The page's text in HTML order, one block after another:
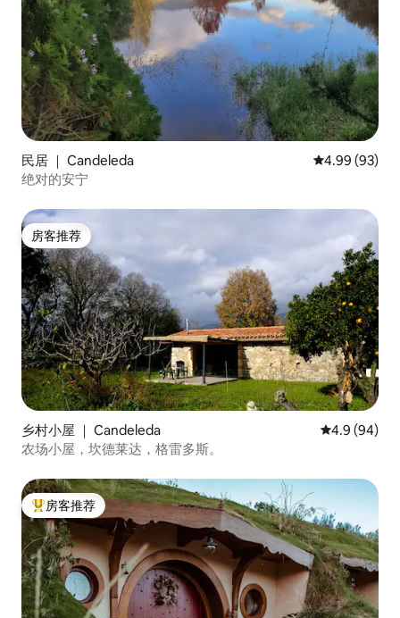
民居 ｜ Candeleda 平均评分 4.99
4.99 (93)
绝对的安宁
房客推荐
房客推荐
乡村小屋 ｜ Candeleda 平均评分 4.9
4.9 (94)
农场小屋，坎德莱达，格雷多斯。
热门「房客推荐」
房客推荐